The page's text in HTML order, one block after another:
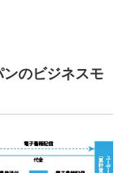
のビジネスモ